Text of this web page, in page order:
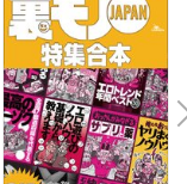
N
e
x
t